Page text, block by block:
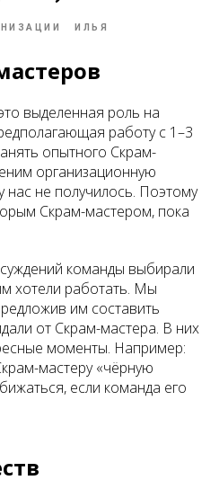
ИЛЬЯ
выделенная роль на
работу с 1–3
опытного Скрам-
организационную
нас не получилось. Поэтому
Скрам-мастером, пока
команды выбирали
хотели работать. Мы
им составить
от Скрам-мастера. В них
моменты. Например:
мастеру «чёрную
если команда его